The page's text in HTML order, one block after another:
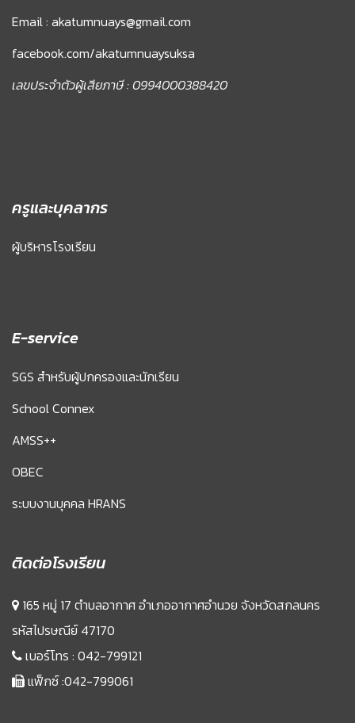
Email : akatumnuays@gmail.com
facebook.com/akatumnuaysuksa
เลขประจำตัวผู้เสียภาษี : 0994000388420
ครูและบุคลากร
ผู้บริหารโรงเรียน
E-service
SGS สำหรับผู้ปกครองและนักเรียน
School Connex
AMSS++
OBEC
ระบบงานบุคคล HRANS
ติดต่อโรงเรียน
165 หมู่ 17 ตำบลอากาศ อำเภออากาศอำนวย จังหวัดสกลนคร
รหัสไปรษณีย์ 47170
เบอร์โทร : 042-799121
แฟ็กซ์ :042-799061